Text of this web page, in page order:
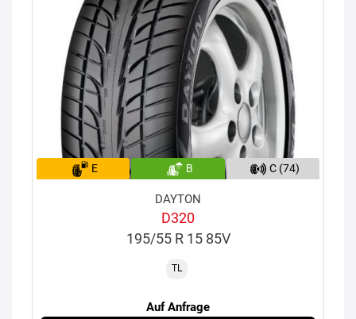
E B C (74)
DAYTON
D320
195/55 R 15 85V
TL
Auf Anfrage